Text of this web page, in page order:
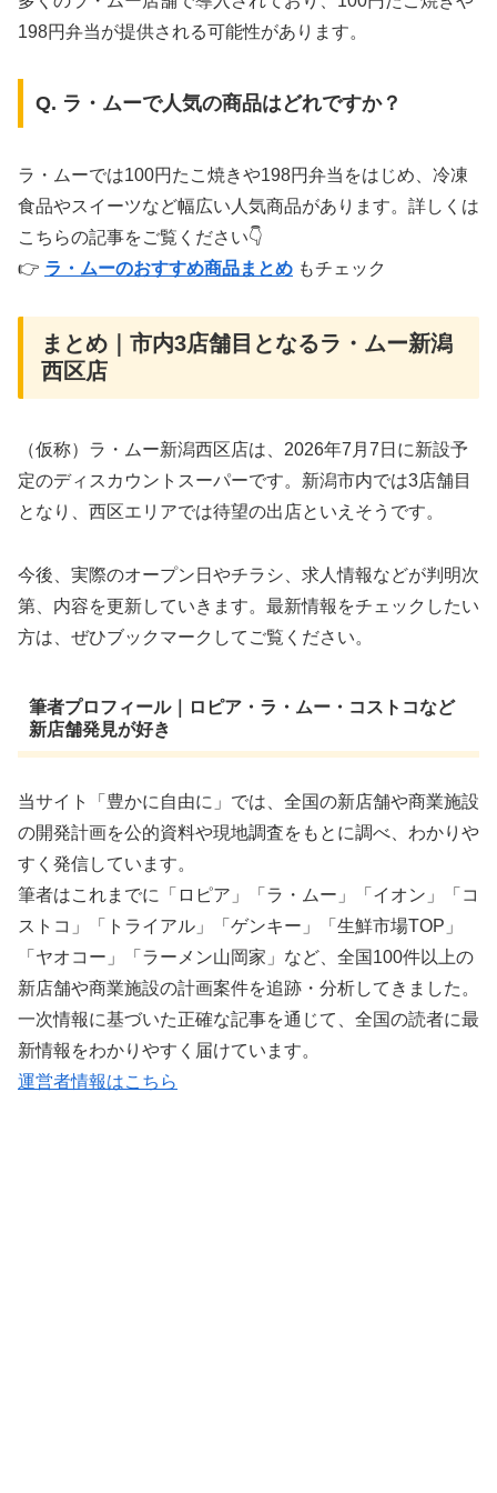
198円弁当が提供される可能性があります。
Q. ラ・ムーで人気の商品はどれですか？
ラ・ムーでは100円たこ焼きや198円弁当をはじめ、冷凍
食品やスイーツなど幅広い人気商品があります。詳しくは
こちらの記事をご覧ください👇
👉 ラ・ムーのおすすめ商品まとめ もチェック
まとめ｜市内3店舗目となるラ・ムー新潟
西区店
（仮称）ラ・ムー新潟西区店は、2026年7月7日に新設予
定のディスカウントスーパーです。新潟市内では3店舗目
となり、西区エリアでは待望の出店といえそうです。
今後、実際のオープン日やチラシ、求人情報などが判明次
第、内容を更新していきます。最新情報をチェックしたい
方は、ぜひブックマークしてご覧ください。
筆者プロフィール｜ロピア・ラ・ムー・コストコなど
新店舗発見が好き
当サイト「豊かに自由に」では、全国の新店舗や商業施設
の開発計画を公的資料や現地調査をもとに調べ、わかりや
すく発信しています。
筆者はこれまでに「ロピア」「ラ・ムー」「イオン」「コ
ストコ」「トライアル」「ゲンキー」「生鮮市場TOP」
「ヤオコー」「ラーメン山岡家」など、全国100件以上の
新店舗や商業施設の計画案件を追跡・分析してきました。
一次情報に基づいた正確な記事を通じて、全国の読者に最
新情報をわかりやすく届けています。
運営者情報はこちら